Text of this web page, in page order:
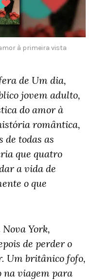
à primeira vista
de Um dia,
jovem adulto,
do amor à
romântica,
de todas as
que quatro
a vida de
o que
York,
de perder o
Um britânico fofo,
na viagem para